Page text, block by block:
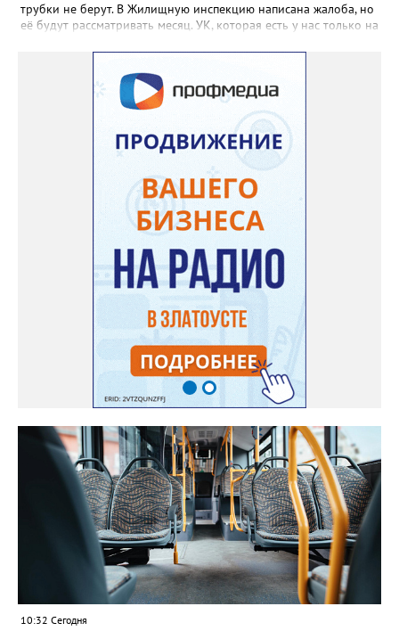
трубки не берут. В Жилищную инспекцию написана жалоба, но
её будут рассматривать месяц. УК, которая есть у нас только на
как живут люди без воды. На Кирова, возле бомбоубежища из-
под асфальта хлещет вода, но Водоканал не мог найти утечку,
это нам было сказано ранее», - говорится в обращении,
которое горожане оставили в сообществе «Текслер, помоги!»
во ВКонтакте (стиль, орфография и пунктуация авторские). Под
обращением есть видео – его автор под ником Елена
Александровна, прогулявшись по улице Кирова, приходит к
«источнику», откуда начинается поток. Официальных
комментариев под обращением пока нет.
10:32 Сегодня